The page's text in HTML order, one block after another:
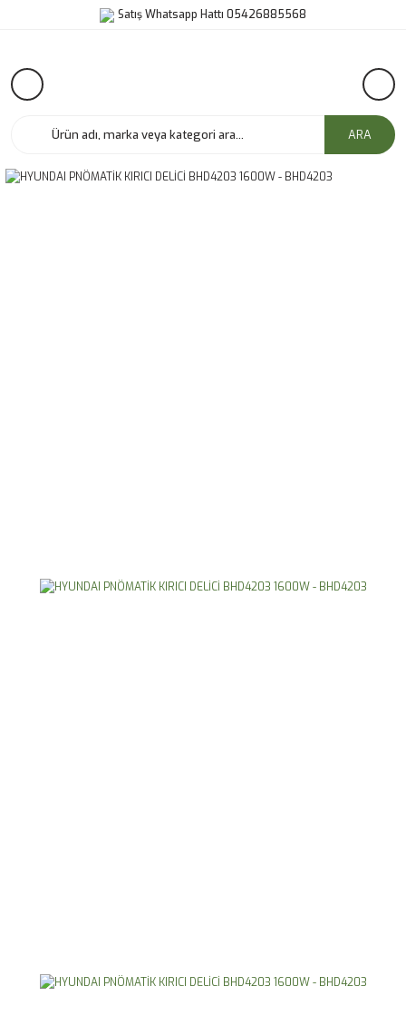
Satış Whatsapp Hattı 05426885568
ARA